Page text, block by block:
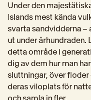
Under den
Islands mest kända
svarta sandvidderna –
ut under århundraden.
detta område i
dig av dem hur man
sluttningar, över
deras viloplats för